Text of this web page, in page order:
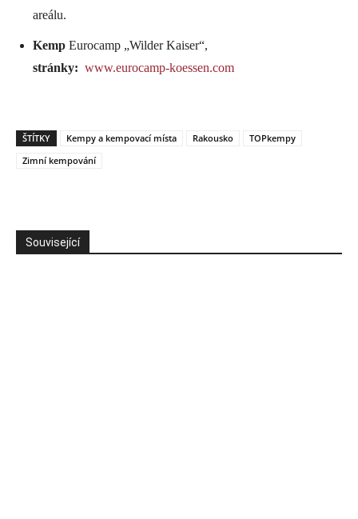
areálu.
Kemp Eurocamp „Wilder Kaiser“,
stránky: www.eurocamp-koessen.com
ŠTÍTKY Kempy a kempovací místa Rakousko
TOPkempy
Zimní kempování
Související